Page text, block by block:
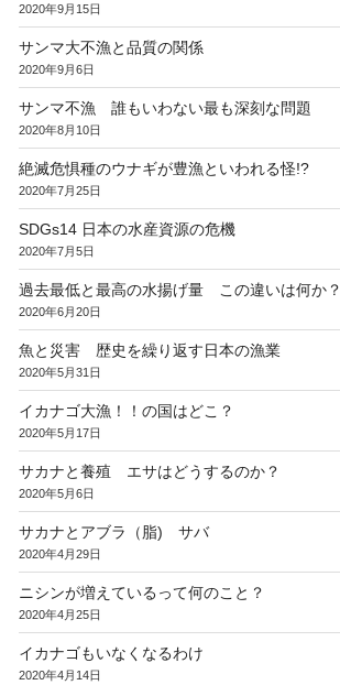
2020年9月15日
サンマ大不漁と品質の関係
2020年9月6日
サンマ不漁 誰もいわない最も深刻な問題
2020年8月10日
絶滅危惧種のウナギが豊漁といわれる怪!?
2020年7月25日
SDGs14 日本の水産資源の危機
2020年7月5日
過去最低と最高の水揚げ量 この違いは何か？
2020年6月20日
魚と災害 歴史を繰り返す日本の漁業
2020年5月31日
イカナゴ大漁！！の国はどこ？
2020年5月17日
サカナと養殖 エサはどうするのか？
2020年5月6日
サカナとアブラ（脂) サバ
2020年4月29日
ニシンが増えているって何のこと？
2020年4月25日
イカナゴもいなくなるわけ
2020年4月14日